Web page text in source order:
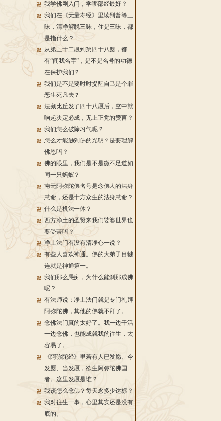
我学佛刚入门，学哪部经最好？
我们在《无量寿经》里读到普等三
昧，清净解脱三昧，住是三昧，都
是指什么？
从第三十二愿到第四十八愿，都
有“闻我名字”，是不是名号的功德
在保护我们？
我们是不是要时时提醒自己是个罪
恶生死凡夫？
法藏比丘发了四十八愿后，空中就
响起决定必成，无上正觉的赞言？
我们怎么破除习气呢？
怎么才能触到佛的光明？是要理解
佛恩吗？
佛的眼里，我们是不是微不足道如
同一只蚂蚁？
南无阿弥陀佛名号是念佛人的法身
慧命，还是十方众生的法身慧命？
什么是机法一体？
西方净土的圣贤来我们娑婆世界也
要受苦吗？
净土法门有没有清净心一说？
有些人喜欢神通。佛的大弟子目犍
连就是神通第一。
我们那么愚痴，为什么能刹那成佛
呢？
有法师说：净土法门就是专门礼拜
阿弥陀佛，其他的佛就不拜了。
念佛法门真的太好了。我一边干活
一边念佛，也能成就我的往生，太
容易了。
《阿弥陀经》里若有人已发愿、今
发愿、当发愿，欲生阿弥陀佛国
者。这里发愿是谁？
我该怎么念佛？每天念多少达标？
我对往生一事，心里其实还是没有
底的。